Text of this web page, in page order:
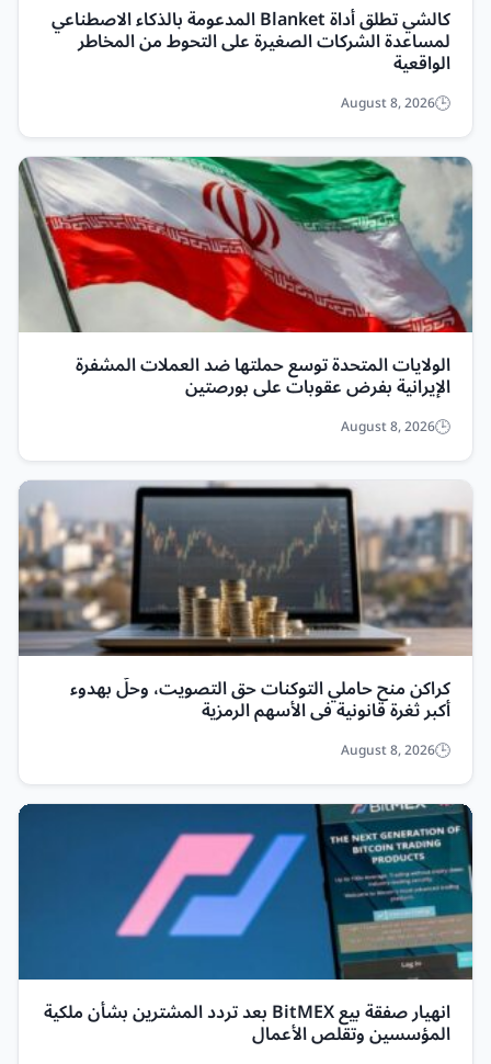
كالشي تطلق أداة Blanket المدعومة بالذكاء الاصطناعي
لمساعدة الشركات الصغيرة على التحوط من المخاطر
الواقعية
August 8, 2026
الولايات المتحدة توسع حملتها ضد العملات المشفرة
الإيرانية بفرض عقوبات على بورصتين
August 8, 2026
كراكن منح حاملي التوكنات حق التصويت، وحلّ بهدوء
أكبر ثغرة قانونية في الأسهم الرمزية
August 8, 2026
انهيار صفقة بيع BitMEX بعد تردد المشترين بشأن ملكية
المؤسسين وتقلص الأعمال